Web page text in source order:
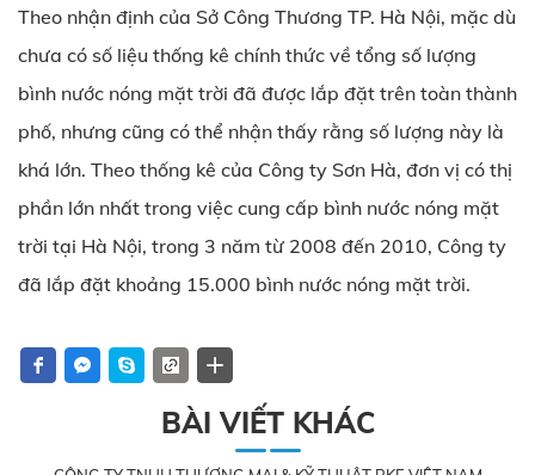
Theo nhận định của Sở Công Thương TP. Hà Nội, mặc dù
chưa có số liệu thống kê chính thức về tổng số lượng
bình nước nóng mặt trời đã được lắp đặt trên toàn thành
phố, nhưng cũng có thể nhận thấy rằng số lượng này là
khá lớn. Theo thống kê của Công ty Sơn Hà, đơn vị có thị
phần lớn nhất trong việc cung cấp bình nước nóng mặt
trời tại Hà Nội, trong 3 năm từ 2008 đến 2010, Công ty
đã lắp đặt khoảng 15.000 bình nước nóng mặt trời.
BÀI VIẾT KHÁC